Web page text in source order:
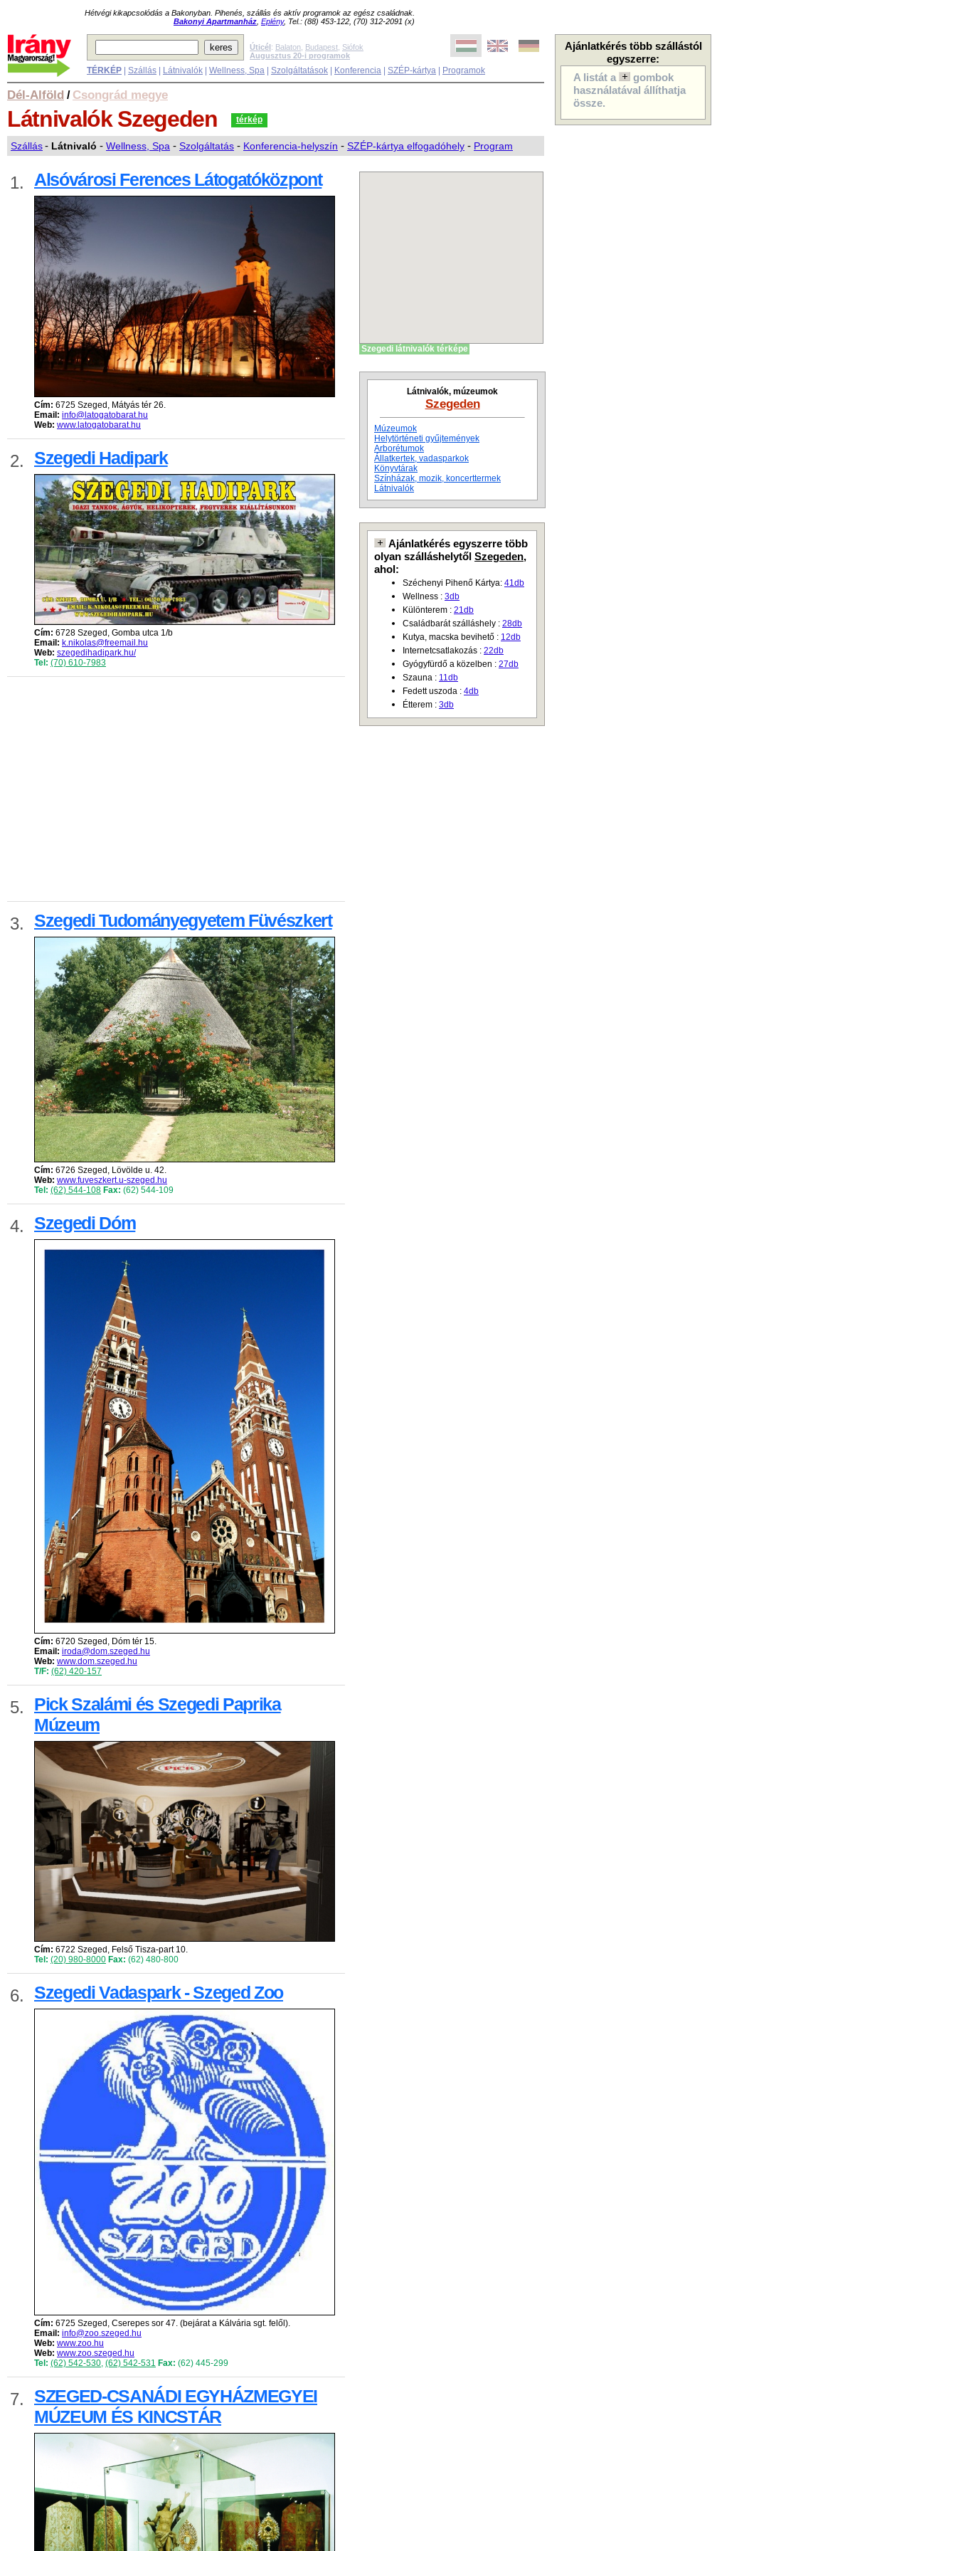
Hétvégi kikapcsolódás a Bakonyban. Pihenés, szállás és aktív programok az egész családnak.
Bakonyi Apartmanház Eplény, Tel.: (88) 453-122, (70) 312-2091 (x)
Ajánlatkérés több szállástól
egyszerre:
A listát a
gombok
használatával állíthatja
össze.
Úticél: Balaton Budapest Siófok
Augusztus 20-i programok
TÉRKÉP Szállás Látnivalók Wellness, Spa Szolgáltatások Konferencia SZÉP-kártya Programok
Dél-Alföld / Csongrád megye
Látnivalók Szegeden térkép
Szállás- Látnivaló - Wellness, Spa - Szolgáltatás - Konferencia-helyszín - SZÉP-kártya elfogadóhely - Program
1. Alsóvárosi Ferences Látogatóközpont
Cím: 6725 Szeged, Mátyás tér 26.
Email: info@latogatobarat.hu
Web: www.latogatobarat.hu
2. Szegedi Hadipark
Cím: 6728 Szeged, Gomba utca 1/b
Email: k.nikolas@freemail.hu
Web: szegedihadipark.hu/
Tel: (70) 610-7983
3. Szegedi Tudományegyetem Füvészkert
Cím: 6726 Szeged, Lövölde u. 42.
Web: www.fuveszkert.u-szeged.hu
Tel: (62) 544-108 Fax: (62) 544-109
4. Szegedi Dóm
Cím: 6720 Szeged, Dóm tér 15.
Email: iroda@dom.szeged.hu
Web: www.dom.szeged.hu
T/F: (62) 420-157
5.
Pick Szalámi és Szegedi Paprika
Múzeum
Cím: 6722 Szeged, Felső Tisza-part 10.
Tel: (20) 980-8000 Fax: (62) 480-800
6. Szegedi Vadaspark - Szeged Zoo
Cím: 6725 Szeged, Cserepes sor 47. (bejárat a Kálvária sgt. felől).
Email: info@zoo.szeged.hu
Web: www.zoo.hu
Web: www.zoo.szeged.hu
Tel: (62) 542-530, (62) 542-531 Fax: (62) 445-299
7. SZEGED-CSANÁDI EGYHÁZMEGYEI
MÚZEUM ÉS KINCSTÁR
Szegedi látnivalók térképe
Látnivalók, múzeumok
Szegeden
Múzeumok
Helytörténeti gyűjtemények
Arborétumok
Állatkertek, vadasparkok
Könyvtárak
Színházak, mozik, koncerttermek
Látnivalók
Ajánlatkérés egyszerre több
olyan szálláshelytől Szegeden,
ahol:
Széchenyi Pihenő Kártya: 41db
Wellness : 3db
Különterem : 21db
Családbarát szálláshely : 28db
Kutya, macska bevihető : 12db
Internetcsatlakozás : 22db
Gyógyfürdő a közelben : 27db
Szauna : 11db
Fedett uszoda : 4db
Étterem : 3db